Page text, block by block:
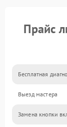
Прайс
Бесплатная
Выезд мастера
Замена кнопки